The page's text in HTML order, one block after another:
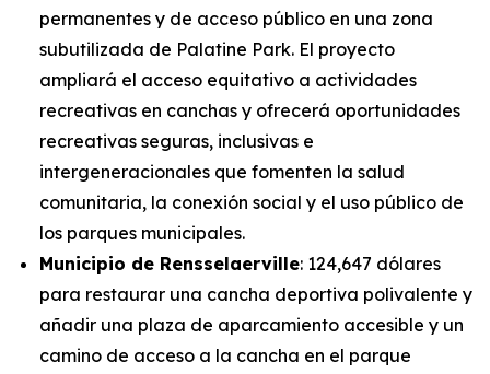
permanentes y de acceso público en una zona
subutilizada de Palatine Park. El proyecto
ampliará el acceso equitativo a actividades
recreativas en canchas y ofrecerá oportunidades
recreativas seguras, inclusivas e
intergeneracionales que fomenten la salud
comunitaria, la conexión social y el uso público de
los parques municipales.
Municipio de Rensselaerville: 124,647 dólares
para restaurar una cancha deportiva polivalente y
añadir una plaza de aparcamiento accesible y un
camino de acceso a la cancha en el parque